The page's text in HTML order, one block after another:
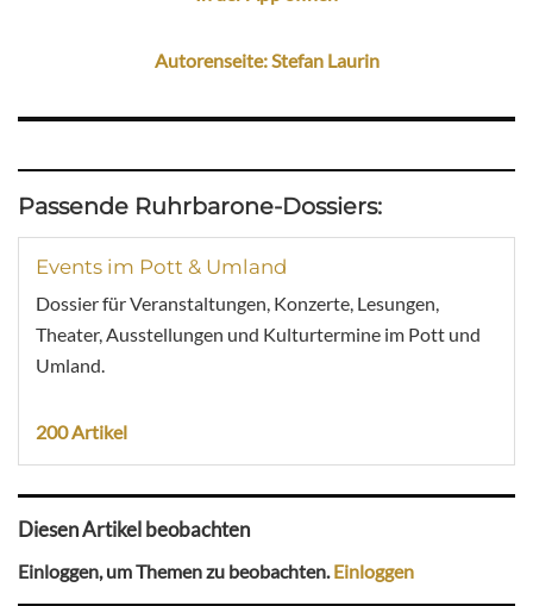
Autorenseite: Stefan Laurin
Passende Ruhrbarone-Dossiers:
Events im Pott & Umland
Dossier für Veranstaltungen, Konzerte, Lesungen,
Theater, Ausstellungen und Kulturtermine im Pott und
Umland.
200 Artikel
Diesen Artikel beobachten
Einloggen, um Themen zu beobachten.Einloggen